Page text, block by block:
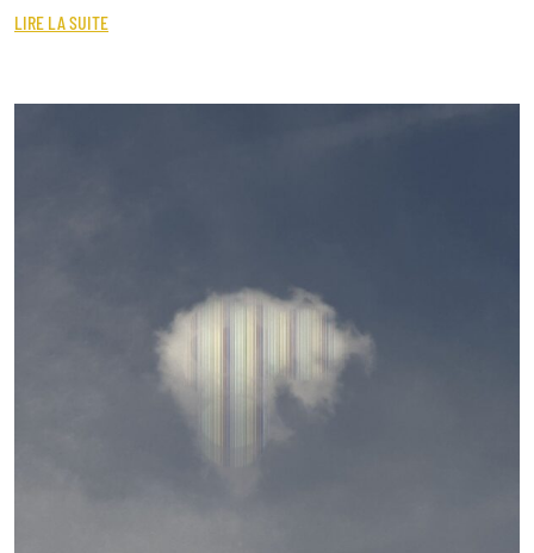
LIRE LA SUITE